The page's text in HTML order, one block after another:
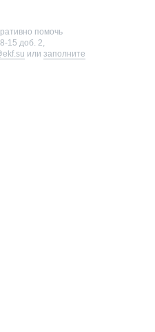
помочь
15 доб. 2,
или заполните